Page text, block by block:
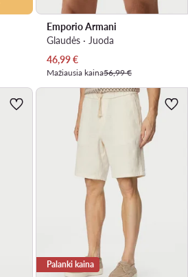
Emporio Armani
Glaudės · Juoda
Dabartinė kaina
46,99€
Mažiausia kaina56,99 €
Palanki kaina